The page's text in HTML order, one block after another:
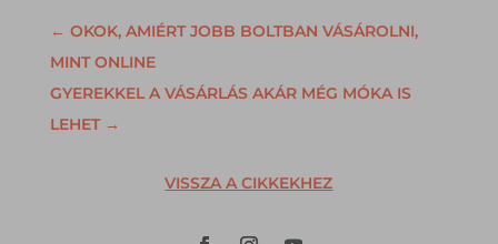
← OKOK, AMIÉRT JOBB BOLTBAN VÁSÁROLNI,
MINT ONLINE
GYEREKKEL A VÁSÁRLÁS AKÁR MÉG MÓKA IS
LEHET→
VISSZA A CIKKEKHEZ